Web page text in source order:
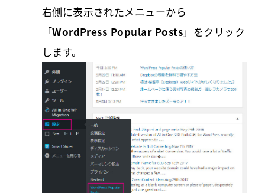
右側に表示されたメニューから
「WordPress Popular Posts」をクリック
します。